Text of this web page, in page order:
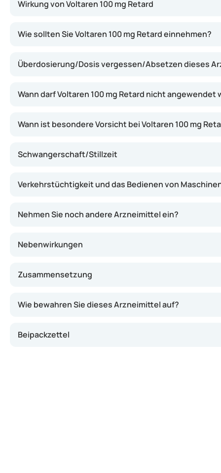
Wirkung von Voltaren 100 mg Retard
Wie sollten Sie Voltaren 100 mg Retard einnehmen?
Überdosierung/Dosis vergessen/Absetzen dieses
Wann darf Voltaren 100 mg Retard nicht angewendet
Wann ist besondere Vorsicht bei Voltaren 100 mg
Schwangerschaft/Stillzeit
Verkehrstüchtigkeit und das Bedienen von
Nehmen Sie noch andere Arzneimittel ein?
Nebenwirkungen
Zusammensetzung
Wie bewahren Sie dieses Arzneimittel auf?
Beipackzettel